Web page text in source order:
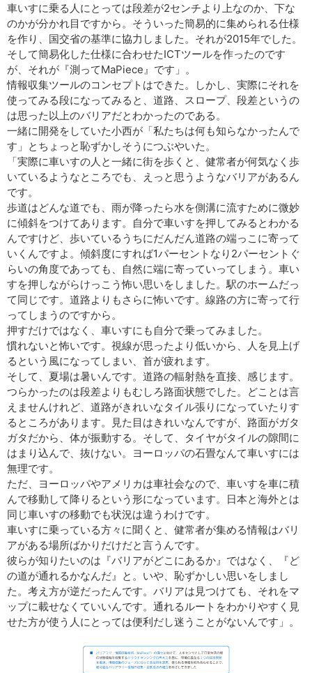
車いすに乗る人にとっては段差が2センチより上なのか、下な
のかが分かれ目ですから。そういった簡易的に集められる仕様
を作り、国交省の基準に協力しました。それが2015年でした。
そして簡易化した仕様に合わせたICTツールを作ったのです
が、それが『測ってMaPiece』です」。
情報収集ツールのコンセプトはできた。しかし、実際にそれを
使ってみる段になってみると、道路、スロープ、段差というの
は思った以上のバリアだとわかったのである。
一緒に開発をしていた小西が「私たちは何も知らなかったんで
す」とちょっと恥ずかしそうにつぶやいた。
「実際に車いすの人と一緒に街を歩くと、健常者が何気なく歩
いているようなところでも、えっと思うようなバリアがあるん
です。
歩道はどんな道でも、雨が降ったら水を側溝に流すために微妙
に傾斜をつけてあります。自分で車いすを押してみるとわかる
んですけど、歩いているうちにだんだん道路の端っこに寄って
いくんですよ。傾斜度にすれば1パーセントなり2パーセントぐ
らいの角度であっても、自然に端に寄っていってしまう。車い
すを押しながらけっこう怖い思いをしました。駅のホームだっ
て同じです。道路よりもさらに怖いです。線路の方に寄って行
ってしまうのですから。
押すだけではなく、車いすにも自分で乗ってみました。
慣れないと怖いです。視線が思ったより低いから、人を見上げ
るという風になってしまい、首が疲れます。
そして、夏場は暑いんです。道路の輻射熱を直接、感じます。
つらかったのは段差よりもむしろ路面状態でした。どことは言
えませんけれど、道路がきれいなタイル張りになっていたりす
るところがあります。見た目はきれいなんですが、路面がガタ
ガタだから、体が振動する。そして、タイヤがタイルの隙間に
はまり込んで、抜けない。ヨーロッパの石畳なんて車いすには
無理です。
ただ、ヨーロッパやアメリカは車社会なので、車いすを車に積
んで移動して降りるという形になっています。日本と海外とは
同じ車いすの移動でも状況は違うわけです。
車いすに乗っている方々に聞くと、健常者が集める情報はバリ
アがある場所ばかりだけだと言うんです。
彼らが知りたいのは『バリアがどこにあるか』ではなく、『ど
の道が通れるかなんだ』と。いや、恥ずかしい思いをしまし
た。考え方が逆だったんです。バリアは見つけても、それをマ
ップに載せなくていいんです。通れるルートをわかりやすく見
せた方が使う人にとっては便利だし迷うことがないんです」。